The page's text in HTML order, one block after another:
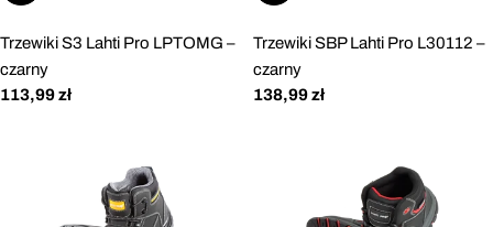
Trzewiki S3 Lahti Pro LPTOMG –
czarny
Cena
113,99 zł
Trzewiki SBP Lahti Pro L30112 –
czarny
Cena
138,99 zł